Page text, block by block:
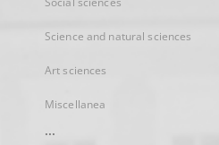
Science and natural sciences
Art sciences
Miscellanea
...